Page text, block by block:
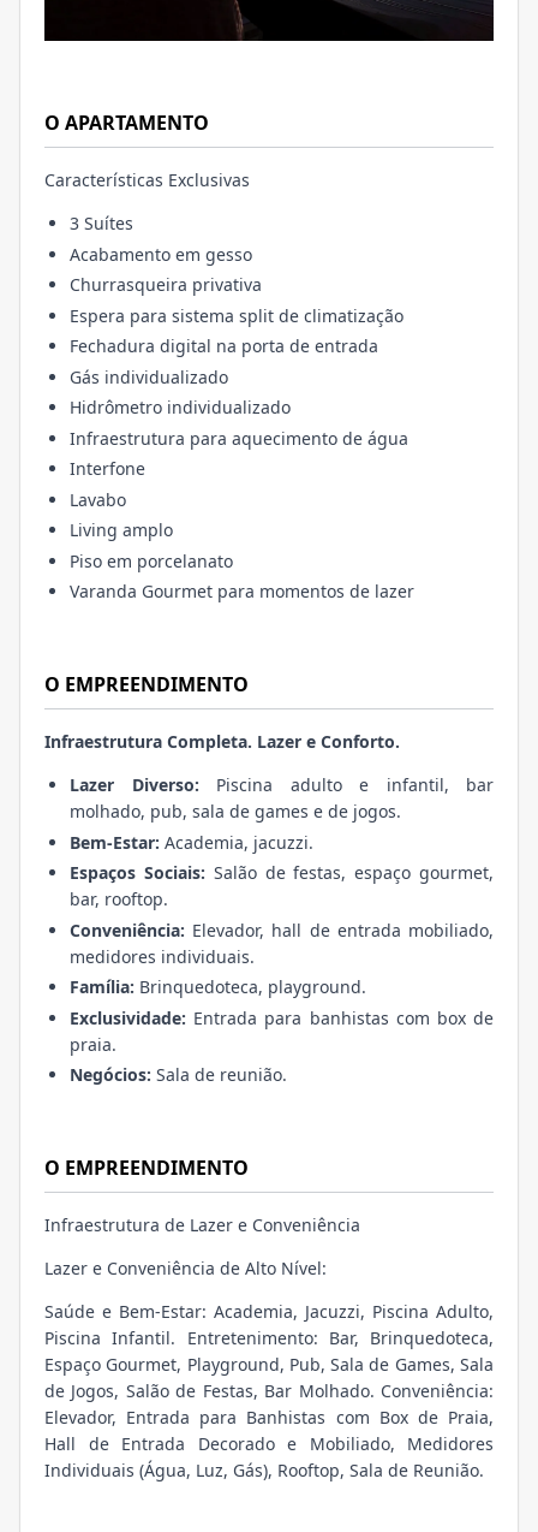
O APARTAMENTO
Características Exclusivas
3 Suítes
Acabamento em gesso
Churrasqueira privativa
Espera para sistema split de climatização
Fechadura digital na porta de entrada
Gás individualizado
Hidrômetro individualizado
Infraestrutura para aquecimento de água
Interfone
Lavabo
Living amplo
Piso em porcelanato
Varanda Gourmet para momentos de lazer
O EMPREENDIMENTO
Infraestrutura Completa. Lazer e Conforto.
Lazer Diverso: Piscina adulto e infantil, bar
molhado, pub, sala de games e de jogos.
Bem-Estar: Academia, jacuzzi.
Espaços Sociais: Salão de festas, espaço gourmet,
bar, rooftop.
Conveniência: Elevador, hall de entrada mobiliado,
medidores individuais.
Família: Brinquedoteca, playground.
Exclusividade: Entrada para banhistas com box de
praia.
Negócios: Sala de reunião.
O EMPREENDIMENTO
Infraestrutura de Lazer e Conveniência
Lazer e Conveniência de Alto Nível:
Saúde e Bem-Estar: Academia, Jacuzzi, Piscina Adulto,
Piscina Infantil. Entretenimento: Bar, Brinquedoteca,
Espaço Gourmet, Playground, Pub, Sala de Games, Sala
de Jogos, Salão de Festas, Bar Molhado. Conveniência:
Elevador, Entrada para Banhistas com Box de Praia,
Hall de Entrada Decorado e Mobiliado, Medidores
Individuais (Água, Luz, Gás), Rooftop, Sala de Reunião.